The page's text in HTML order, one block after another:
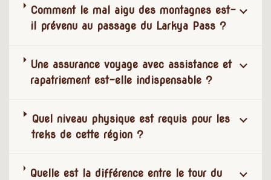
Comment le mal aigu des montagnes est-
il prévenu au passage du Larkya Pass ?
Une assurance voyage avec assistance et
rapatriement est-elle indispensable ?
Quel niveau physique est requis pour les
treks de cette région ?
Quelle est la différence entre le tour du